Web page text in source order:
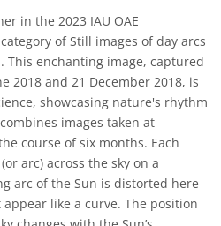
in the 2023 IAU OAE
of Still images of day arcs
This enchanting image, captured
2018 and 21 December 2018, is
showcasing nature's rhythm
images taken at
course of six months. Each
arc) across the sky on a
arc of the Sun is distorted here
like a curve. The position